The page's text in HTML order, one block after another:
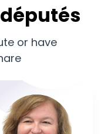
or have